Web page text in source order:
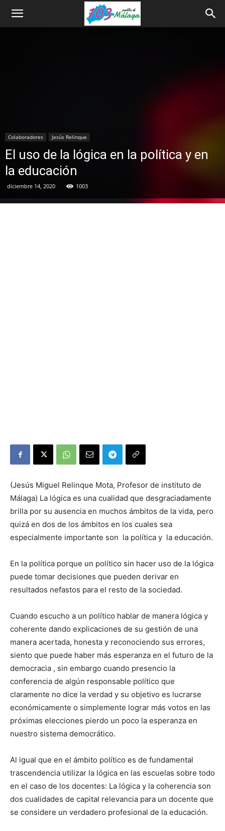
Colaboradores Jesús Relinque
El uso de la lógica en la política y en
la educación
diciembre 14, 2020 1003
(Jesús Miguel Relinque Mota, Profesor de instituto de
Málaga) La lógica es una cualidad que desgraciadamente
brilla por su ausencia en muchos ámbitos de la vida, pero
quizá en dos de los ámbitos en los cuales sea
especialmente importante son la política y la educación.
En la política porque un político sin hacer uso de la lógica
puede tomar decisiones que pueden derivar en
resultados nefastos para el resto de la sociedad.
Cuando escucho a un político hablar de manera lógica y
coherente dando explicaciones de su gestión de una
manera acertada, honesta y reconociendo sus errores,
siento que puede haber más esperanza en el futuro de la
democracia , sin embargo cuando presencio la
conferencia de algún responsable político que
claramente no dice la verdad y su objetivo es lucrarse
económicamente o simplemente lograr más votos en las
próximas elecciones pierdo un poco la esperanza en
nuestro sistema democrático.
Al igual que en el ámbito político es de fundamental
trascendencia utilizar la lógica en las escuelas sobre todo
en el caso de los docentes: La lógica y la coherencia son
dos cualidades de capital relevancia para un docente que
se considere un verdadero profesional de la educación.